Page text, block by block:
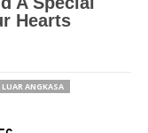
ANGKASA